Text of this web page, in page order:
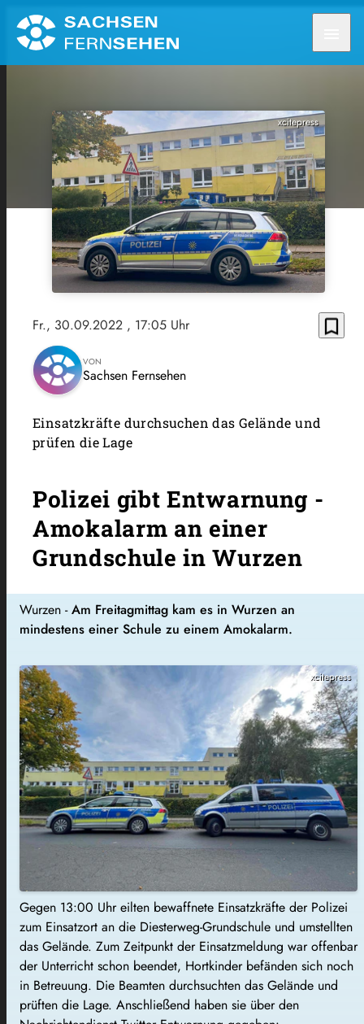
xcitepress
Fr., 30.09.2022 , 17:05 Uhr bookmark_border
VON
Sachsen Fernsehen
Einsatzkräfte durchsuchen das Gelände und
prüfen die Lage
Polizei gibt Entwarnung -
Amokalarm an einer
Grundschule in Wurzen
Wurzen -Am Freitagmittag kam es in Wurzen an
mindestens einer Schule zu einem Amokalarm.
xcitepress
Gegen 13:00 Uhr eilten bewaffnete Einsatzkräfte der Polizei
zum Einsatzort an die Diesterweg-Grundschule und umstellten
das Gelände. Zum Zeitpunkt der Einsatzmeldung war offenbar
der Unterricht schon beendet, Hortkinder befänden sich noch
in Betreuung. Die Beamten durchsuchten das Gelände und
prüften die Lage. Anschließend haben sie über den